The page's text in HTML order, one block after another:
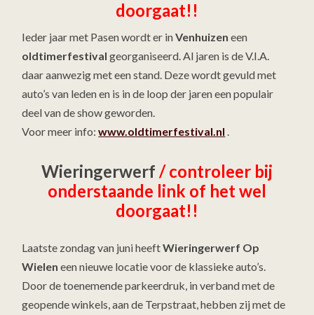
doorgaat!!
Ieder jaar met Pasen wordt er inVenhuizen een
oldtimerfestival georganiseerd. Al jaren is de V.I.A.
daar aanwezig met een stand. Deze wordt gevuld met
auto’s van leden en is in de loop der jaren een populair
deel van de show geworden.
Voor meer info:www.oldtimerfestival.nl
Wieringerwerf / controleer bij
onderstaande link of het wel
doorgaat!!
Laatste zondag van juni heeftWieringerwerf Op
Wielen een nieuwe locatie voor de klassieke auto’s.
Door de toenemende parkeerdruk, in verband met de
geopende winkels, aan de Terpstraat, hebben zij met de